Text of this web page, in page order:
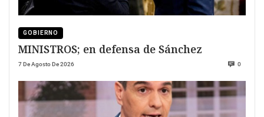
GOBIERNO
MINISTROS; en defensa de Sánchez
7 De Agosto De 2026 0